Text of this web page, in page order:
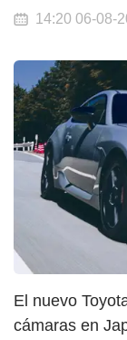
14:20 06-08-
El nuevo
cámaras en